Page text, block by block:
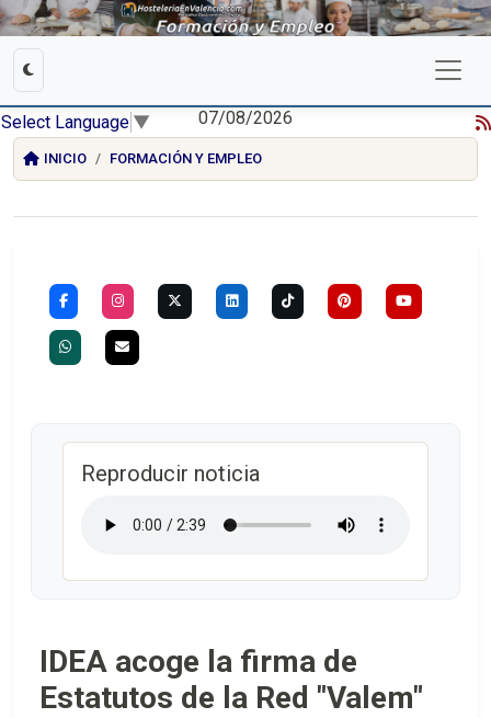
Select Language ▼ 07/08/2026
INICIO FORMACIÓN Y EMPLEO
Reproducir noticia
IDEA acoge la firma de
Estatutos de la Red "Valem"